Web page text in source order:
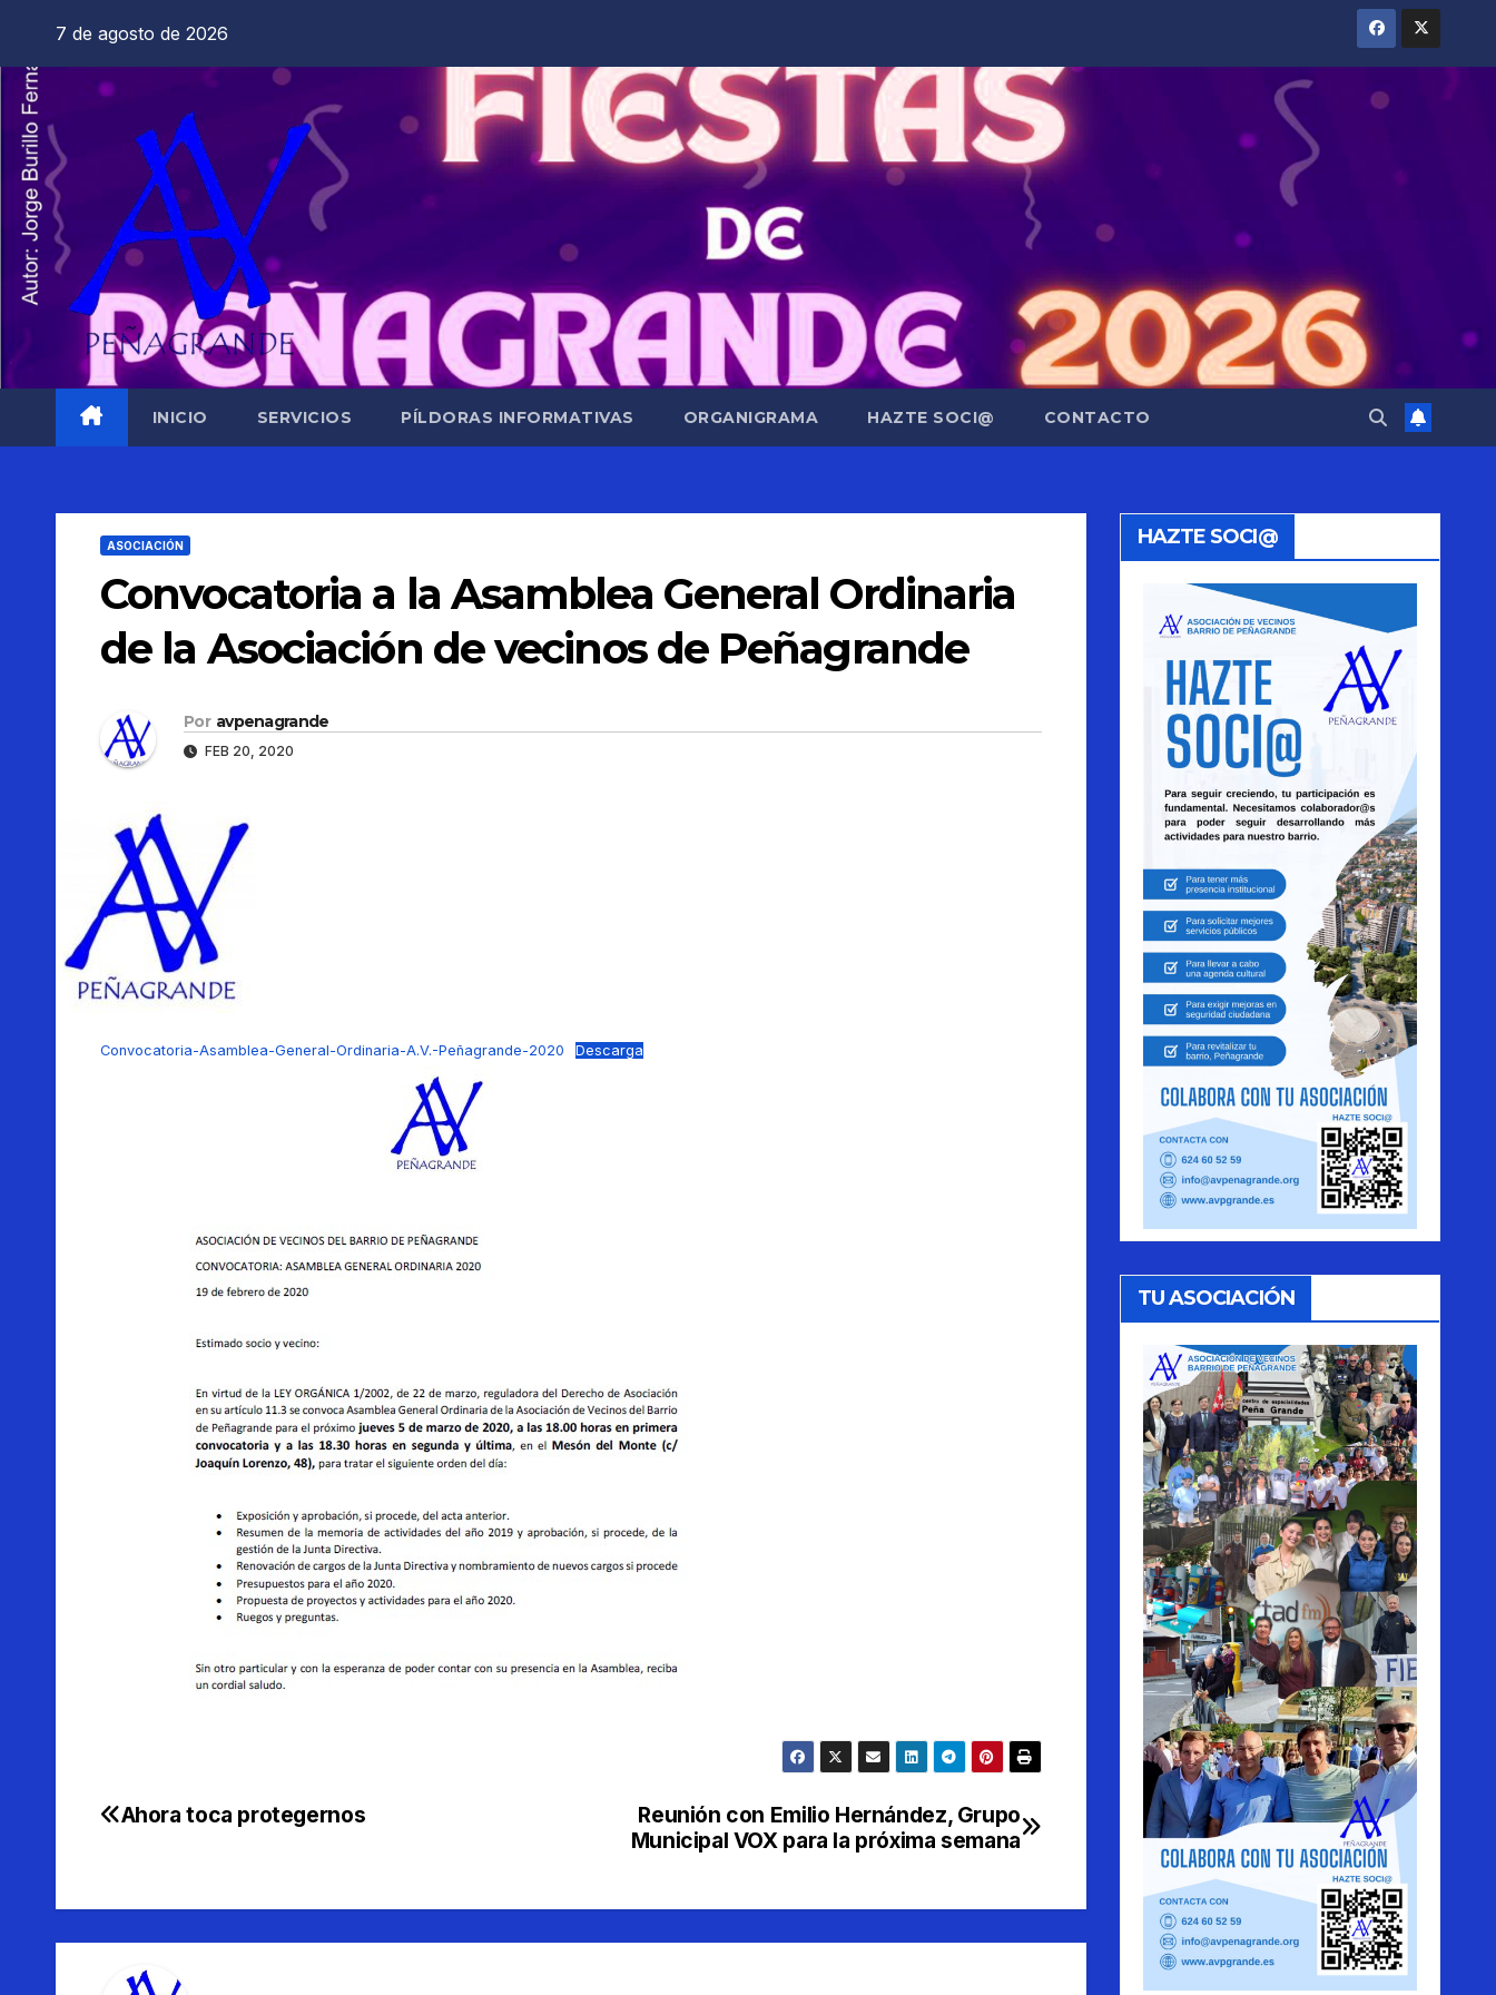
contenido
7 de agosto de 2026
INICIO SERVICIOS PÍLDORAS INFORMATIVAS ORGANIGRAMA HAZTE SOCI@ CONTACTO
ASOCIACIÓN
Convocatoria a la Asamblea General Ordinaria
de la Asociación de vecinos de Peñagrande
Por avpenagrande
FEB 20, 2020
Convocatoria-Asamblea-General-Ordinaria-A.V.-Peñagrande-2020 Descarga
Navegación
entradas
Reunión con Emilio Hernández, Grupo
Municipal VOX para la próxima semana
Ahora toca protegernos
HAZTE SOCI@
TU ASOCIACIÓN